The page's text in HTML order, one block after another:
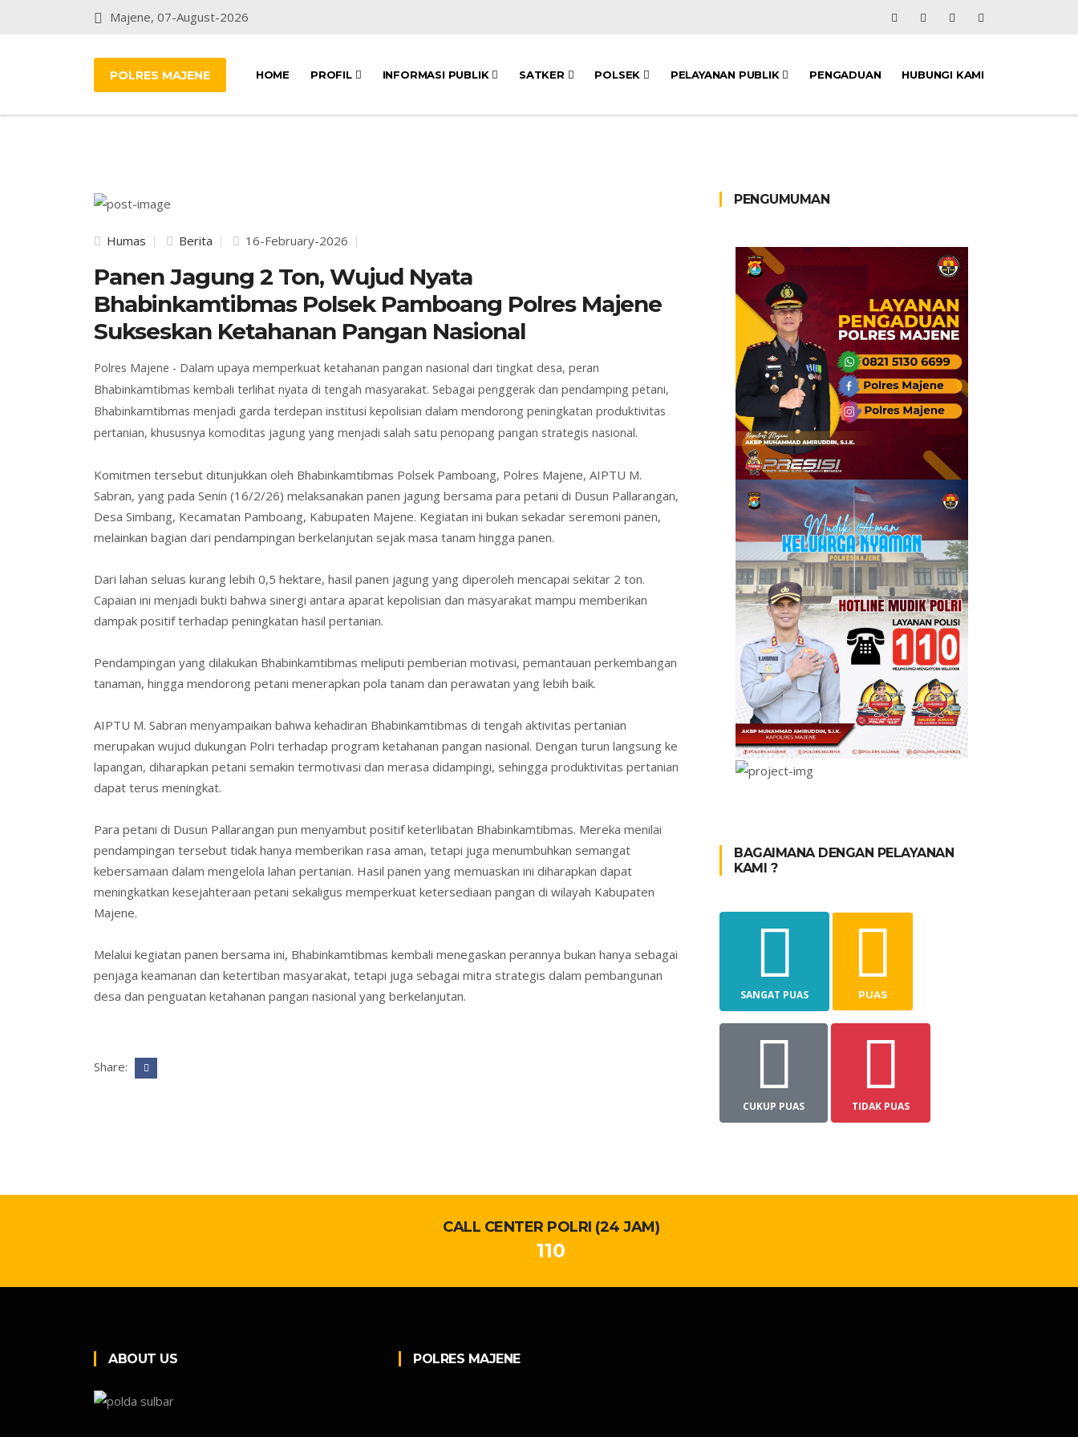
Majene, 07-August-2026
POLRES MAJENE HOME PROFIL INFORMASI PUBLIK SATKER POLSEK PELAYANAN PUBLIK PENGADUAN HUBUNGI KAMI
Humas Berita 16-February-2026
Panen Jagung 2 Ton, Wujud Nyata
Bhabinkamtibmas Polsek Pamboang Polres Majene
Sukseskan Ketahanan Pangan Nasional
Polres Majene - Dalam upaya memperkuat ketahanan pangan nasional dari tingkat desa, peran
Bhabinkamtibmas kembali terlihat nyata di tengah masyarakat. Sebagai penggerak dan pendamping petani,
Bhabinkamtibmas menjadi garda terdepan institusi kepolisian dalam mendorong peningkatan produktivitas
pertanian, khususnya komoditas jagung yang menjadi salah satu penopang pangan strategis nasional.
Komitmen tersebut ditunjukkan oleh Bhabinkamtibmas Polsek Pamboang, Polres Majene, AIPTU M.
Sabran, yang pada Senin (16/2/26) melaksanakan panen jagung bersama para petani di Dusun Pallarangan,
Desa Simbang, Kecamatan Pamboang, Kabupaten Majene. Kegiatan ini bukan sekadar seremoni panen,
melainkan bagian dari pendampingan berkelanjutan sejak masa tanam hingga panen.
Dari lahan seluas kurang lebih 0,5 hektare, hasil panen jagung yang diperoleh mencapai sekitar 2 ton.
Capaian ini menjadi bukti bahwa sinergi antara aparat kepolisian dan masyarakat mampu memberikan
dampak positif terhadap peningkatan hasil pertanian.
Pendampingan yang dilakukan Bhabinkamtibmas meliputi pemberian motivasi, pemantauan perkembangan
tanaman, hingga mendorong petani menerapkan pola tanam dan perawatan yang lebih baik.
AIPTU M. Sabran menyampaikan bahwa kehadiran Bhabinkamtibmas di tengah aktivitas pertanian
merupakan wujud dukungan Polri terhadap program ketahanan pangan nasional. Dengan turun langsung ke
lapangan, diharapkan petani semakin termotivasi dan merasa didampingi, sehingga produktivitas pertanian
dapat terus meningkat.
Para petani di Dusun Pallarangan pun menyambut positif keterlibatan Bhabinkamtibmas. Mereka menilai
pendampingan tersebut tidak hanya memberikan rasa aman, tetapi juga menumbuhkan semangat
kebersamaan dalam mengelola lahan pertanian. Hasil panen yang memuaskan ini diharapkan dapat
meningkatkan kesejahteraan petani sekaligus memperkuat ketersediaan pangan di wilayah Kabupaten
Majene.
Melalui kegiatan panen bersama ini, Bhabinkamtibmas kembali menegaskan perannya bukan hanya sebagai
penjaga keamanan dan ketertiban masyarakat, tetapi juga sebagai mitra strategis dalam pembangunan
desa dan penguatan ketahanan pangan nasional yang berkelanjutan.
Share:
PENGUMUMAN
BAGAIMANA DENGAN PELAYANAN
KAMI ?
SANGAT PUAS PUAS
CUKUP PUAS TIDAK PUAS
CALL CENTER POLRI (24 JAM)
110
ABOUT US POLRES MAJENE